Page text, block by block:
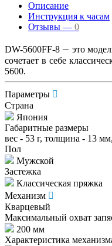
Описание
Инструкция к часам
Отзывы — 0
DW-5600FF-8 – это
сочетает в себе
5600.
Параметры
Страна
Япония
Габаритные размеры
вес - 53 г, толщина - 13
Пол
Мужской
Застежка
Классическая пряжка
Механизм
Кварцевый
Максимальный охват
200 мм
Характеристика